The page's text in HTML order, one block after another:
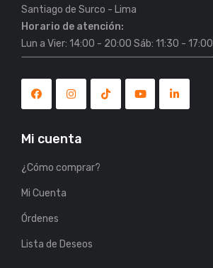
06/01/2026
Horario de atención:
Lun a Vier: 14:00 - 20:00 Sáb: 11:30 - 17:00
Mi cuenta
¿Cómo comprar?
Mi Cuenta
Órdenes
Lista de Deseos